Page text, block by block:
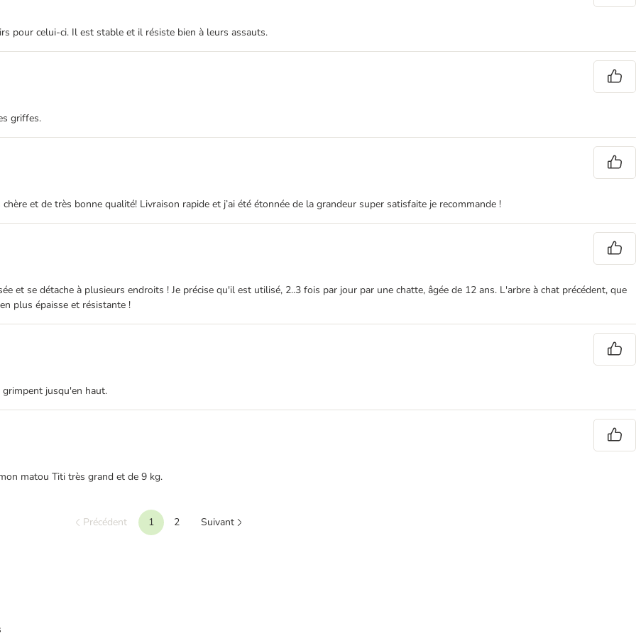
pour celui-ci. Il est stable et il résiste bien à leurs assauts.
griffes.
et de très bonne qualité! Livraison rapide et j’ai été étonnée de la grandeur super satisfaite je recommande !
et se détache à plusieurs endroits ! Je précise qu'il est utilisé, 2..3 fois par jour par une chatte, âgée de 12 ans. L'arbre à chat précédent, que
plus épaisse et résistante !
jusqu'en haut.
matou Titi très grand et de 9 kg.
Précédent 1 2 Suivant